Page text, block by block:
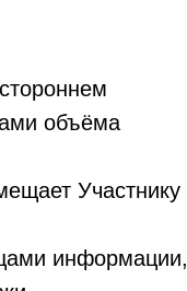
объёма
Участнику
информации,